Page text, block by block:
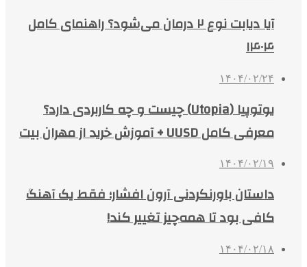
آیا دیابت نوع ۲ درمان می‌شود؟ راهنمای کامل
۱۴۰۴
۱۴۰۴/۰۲/۲۴
یوتوپیا (Utopia) چیست و چه کاربردی دارد؟
معرفی کامل UUSD + آموزش خرید از مهران بیت
۱۴۰۴/۰۲/۱۹
داستان باورنکردنی آرون افشار؛ فقط یک آهنگ
کافی بود تا همه‌چیز تغییر کند!
۱۴۰۴/۰۲/۱۸